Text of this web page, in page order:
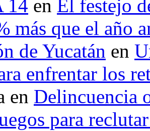
14 en El festejo
más que el año
de Yucatán en
enfrentar los
en Delincuencia
para